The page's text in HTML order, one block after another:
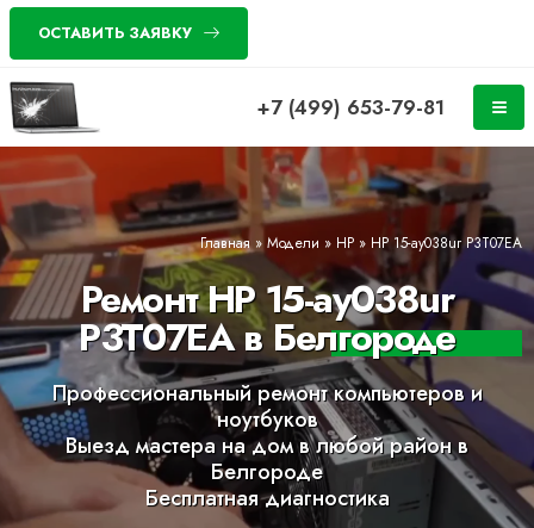
ОСТАВИТЬ ЗАЯВКУ
+7 (499) 653-79-81
Главная » Модели » HP » HP 15-ay038ur P3T07EA
Ремонт HP 15-ay038ur
P3T07EA в Белгороде
Профессиональный ремонт компьютеров и
ноутбуков
Выезд мастера на дом в любой район в
Белгороде
Бесплатная диагностика